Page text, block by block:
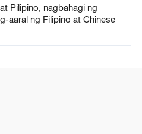
Pilipino, nagbahagi ng
aaral ng Filipino at Chinese